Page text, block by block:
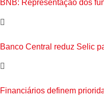
BNB: Representação dos
Banco Central reduz Selic
Financiários definem